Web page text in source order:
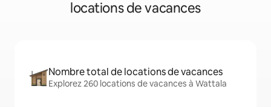
locations de vacances
Nombre total de locations de vacances
Explorez 260 locations de vacances à Wattala